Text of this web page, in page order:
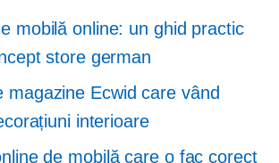
mobilă online: un ghid practic
store german
magazine Ecwid care vând
interioare
de mobilă care o fac corect